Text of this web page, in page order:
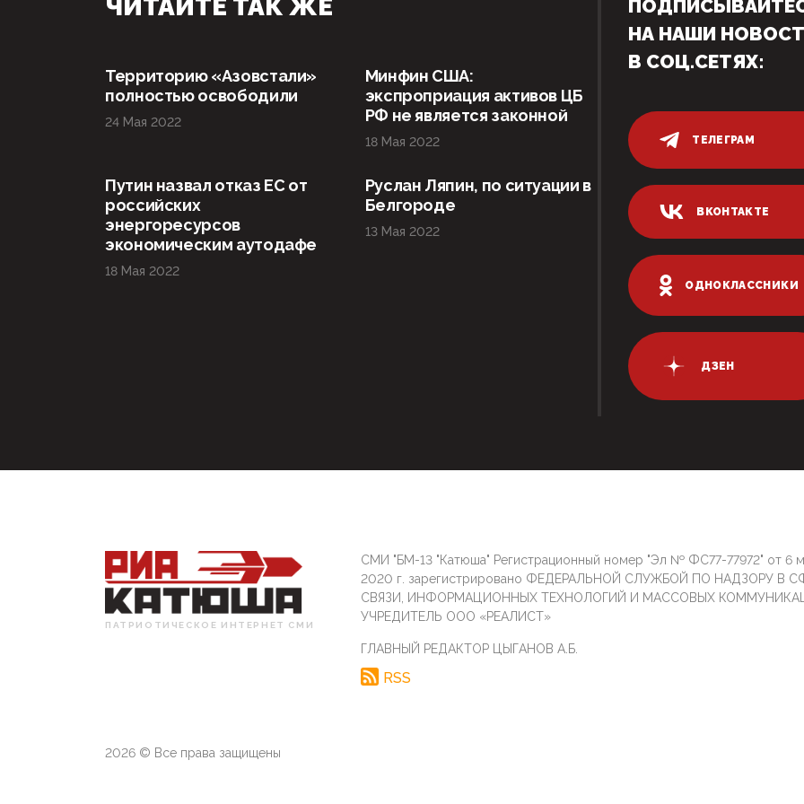
ЧИТАЙТЕ ТАК ЖЕ
Территорию «Азовстали»
полностью освободили
24 Мая 2022
Минфин США:
экспроприация активов ЦБ
РФ не является законной
18 Мая 2022
Путин назвал отказ ЕС от
российских
энергоресурсов
экономическим аутодафе
18 Мая 2022
Руслан Ляпин, по ситуации в
Белгороде
13 Мая 2022
НА НАШИ
В СОЦ.СЕТЯХ:
ТЕЛЕГРАМ
ВКОНТАКТЕ
ОДНОКЛАССНИКИ
ДЗЕН
ПАТРИОТИЧЕСКОЕ ИНТЕРНЕТ СМИ
СМИ "БМ-13 "Катюша" Регистрационный номер "Эл № ФС77-77972" от 6
2020 г. зарегистрировано ФЕДЕРАЛЬНОЙ СЛУЖБОЙ ПО НАДЗОРУ В
СВЯЗИ, ИНФОРМАЦИОННЫХ ТЕХНОЛОГИЙ И МАССОВЫХ
УЧРЕДИТЕЛЬ ООО «РЕАЛИСТ»
ГЛАВНЫЙ РЕДАКТОР ЦЫГАНОВ А.Б.
RSS
2026 © Все права защищены